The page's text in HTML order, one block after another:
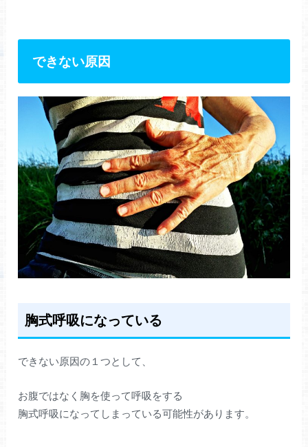
できない原因
胸式呼吸になっている
できない原因の１つとして、
お腹ではなく胸を使って呼吸をする
胸式呼吸になってしまっている可能性があります。